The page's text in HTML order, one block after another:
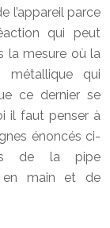
l’appareil parce
qui peut
la mesure où la
métallique qui
ce dernier se
il faut penser à
énoncés ci-
de la pipe
en main et de